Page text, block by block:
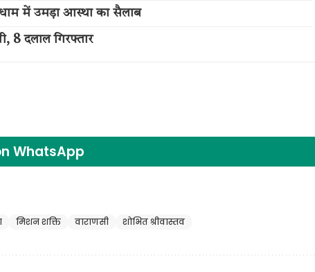
में उमड़ा आस्था का सैलाब
8 दलाल गिरफ्तार
WhatsApp
मिशन शक्ति वाराणसी शोभित श्रीवास्तव